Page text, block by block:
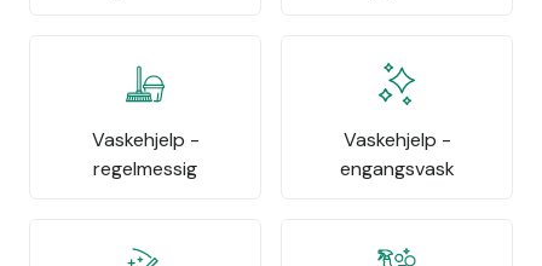
Vaskehjelp -
regelmessig
Vaskehjelp -
engangsvask